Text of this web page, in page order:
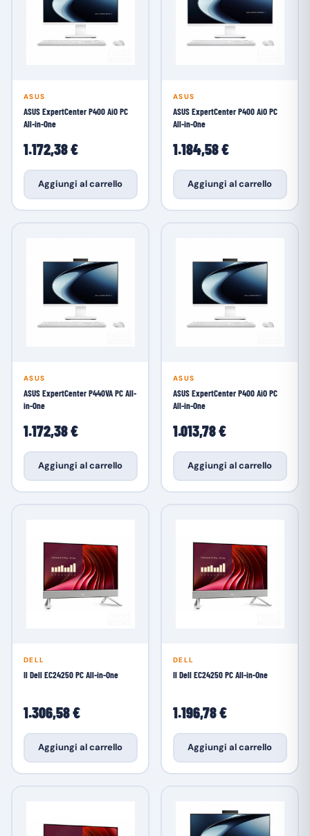
ASUS
ASUS ExpertCenter P400 AiO PC
All-in-One
1.172,38 €
Aggiungi al carrello
ASUS
ASUS ExpertCenter P400 AiO PC
All-in-One
1.184,58 €
Aggiungi al carrello
ASUS
ASUS ExpertCenter P440VA PC All-
in-One
1.172,38 €
Aggiungi al carrello
ASUS
ASUS ExpertCenter P400 AiO PC
All-in-One
1.013,78 €
Aggiungi al carrello
DELL
Il Dell EC24250 PC All-in-One
1.306,58 €
Aggiungi al carrello
DELL
Il Dell EC24250 PC All-in-One
1.196,78 €
Aggiungi al carrello